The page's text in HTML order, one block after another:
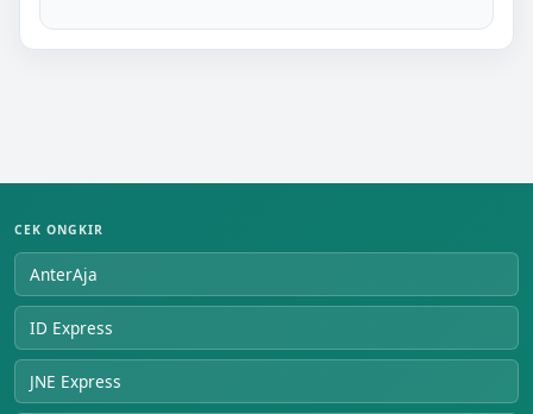
CEK ONGKIR
AnterAja
ID Express
JNE Express